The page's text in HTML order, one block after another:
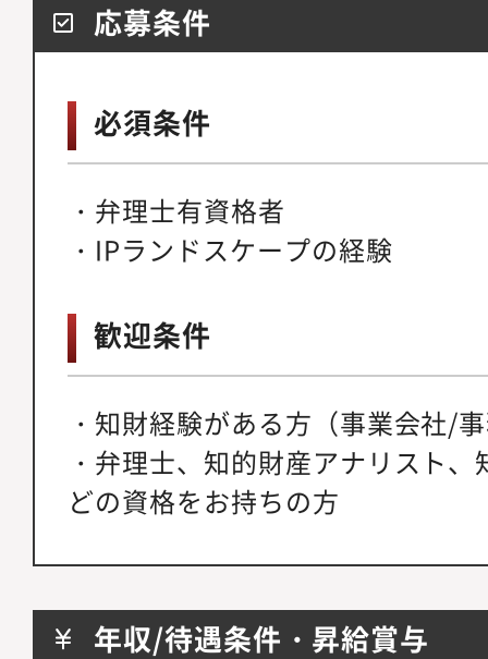
応募条件
必須条件
・弁理士有資格者
・IPランドスケープの経験
歓迎条件
・知財経験がある方（事業会社/
・弁理士、知的財産アナリスト
どの資格をお持ちの方
年収/待遇条件・昇給賞与